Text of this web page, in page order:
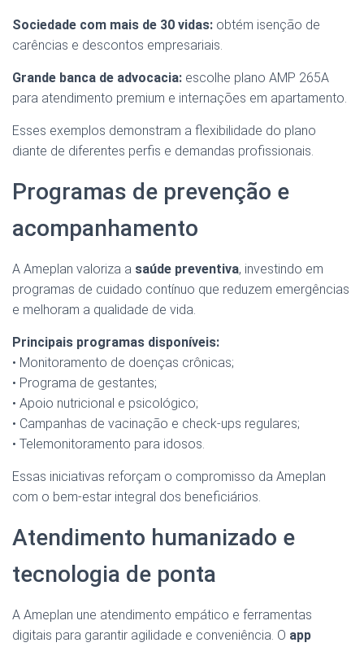
Sociedade com mais de 30 vidas: obtém isenção de
carências e descontos empresariais.
Grande banca de advocacia: escolhe plano AMP 265A
para atendimento premium e internações em apartamento.
Esses exemplos demonstram a flexibilidade do plano
diante de diferentes perfis e demandas profissionais.
Programas de prevenção e
acompanhamento
A Ameplan valoriza a saúde preventiva, investindo em
programas de cuidado contínuo que reduzem emergências
e melhoram a qualidade de vida.
Principais programas disponíveis:
• Monitoramento de doenças crônicas;
• Programa de gestantes;
• Apoio nutricional e psicológico;
• Campanhas de vacinação e check-ups regulares;
• Telemonitoramento para idosos.
Essas iniciativas reforçam o compromisso da Ameplan
com o bem-estar integral dos beneficiários.
Atendimento humanizado e
tecnologia de ponta
A Ameplan une atendimento empático e ferramentas
digitais para garantir agilidade e conveniência. O app